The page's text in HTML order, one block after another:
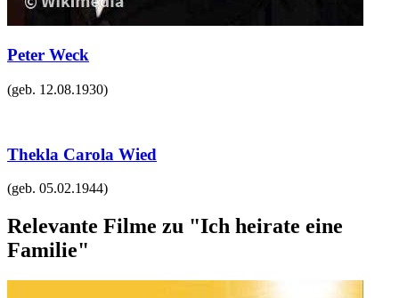
Peter Weck
(geb. 12.08.1930)
Thekla Carola Wied
(geb. 05.02.1944)
Relevante Filme zu "Ich heirate eine
Familie"